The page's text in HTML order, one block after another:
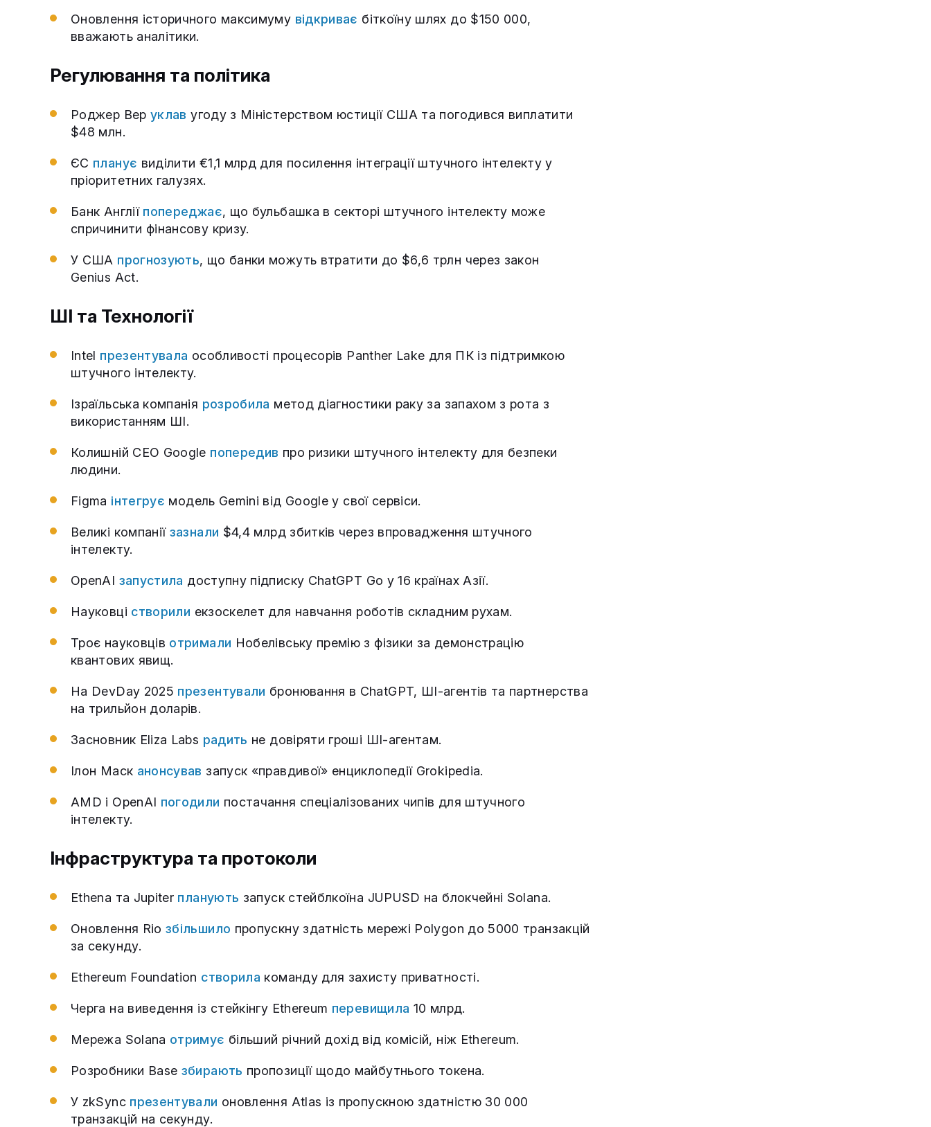
Оновлення історичного максимуму відкриває біткоїну шлях до $150 000,
вважають аналітики.
Регулювання та політика
Роджер Вер уклав угоду з Міністерством юстиції США та погодився виплатити
$48 млн.
ЄС планує виділити €1,1 млрд для посилення інтеграції штучного інтелекту у
пріоритетних галузях.
Банк Англії попереджає, що бульбашка в секторі штучного інтелекту може
спричинити фінансову кризу.
У США прогнозують, що банки можуть втратити до $6,6 трлн через закон
Genius Act.
ШІ та Технології
Intel презентувала особливості процесорів Panther Lake для ПК із підтримкою
штучного інтелекту.
Ізраїльська компанія розробила метод діагностики раку за запахом з рота з
використанням ШІ.
Колишній CEO Google попередив про ризики штучного інтелекту для безпеки
людини.
Figma інтегрує модель Gemini від Google у свої сервіси.
Великі компанії зазнали $4,4 млрд збитків через впровадження штучного
інтелекту.
OpenAI запустила доступну підписку ChatGPT Go у 16 країнах Азії.
Науковці створили екзоскелет для навчання роботів складним рухам.
Троє науковців отримали Нобелівську премію з фізики за демонстрацію
квантових явищ.
На DevDay 2025 презентували бронювання в ChatGPT, ШІ‑агентів та партнерства
на трильйон доларів.
Засновник Eliza Labs радить не довіряти гроші ШІ‑агентам.
Ілон Маск анонсував запуск «правдивої» енциклопедії Grokipedia.
AMD і OpenAI погодили постачання спеціалізованих чипів для штучного
інтелекту.
Інфраструктура та протоколи
Ethena та Jupiter планують запуск стейблкоїна JUPUSD на блокчейні Solana.
Оновлення Rioзбільшило пропускну здатність мережі Polygon до 5000 транзакцій
за секунду.
Ethereum Foundation створила команду для захисту приватності.
Черга на виведення із стейкінгу Ethereum перевищила 10 млрд.
Мережа Solana отримує більший річний дохід від комісій, ніж Ethereum.
Розробники Base збирають пропозиції щодо майбутнього токена.
У zkSync презентували оновлення Atlas із пропускною здатністю 30 000
транзакцій на секунду.